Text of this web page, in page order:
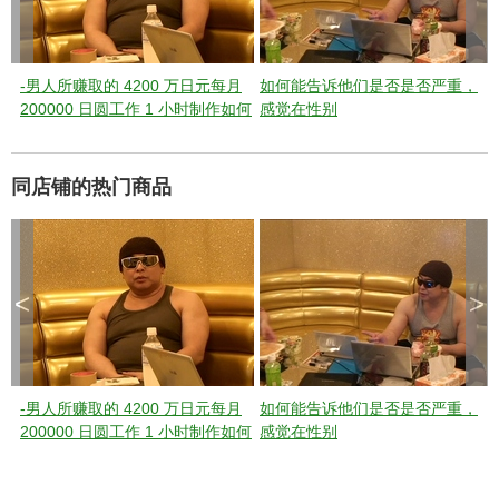
-男人所赚取的 4200 万日元每月
200000 日圆工作 1 小时制作如何
如何能告诉他们是否是否严重，
感觉在性别
同店铺的热门商品
-男人所赚取的 4200 万日元每月
200000 日圆工作 1 小时制作如何
如何能告诉他们是否是否严重，
感觉在性别
< >